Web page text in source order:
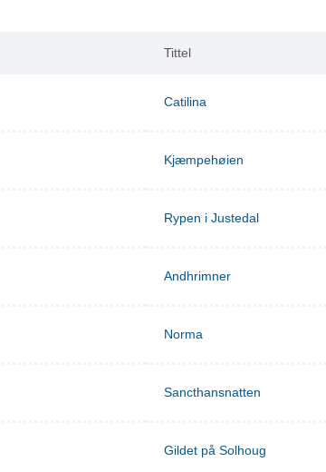
Tittel
Catilina
Kjæmpehøien
Rypen i Justedal
Andhrimner
Norma
Sancthansnatten
Gildet på Solhoug